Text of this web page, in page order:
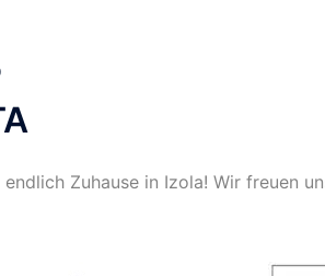
Zuhause in Izola! Wir freuen